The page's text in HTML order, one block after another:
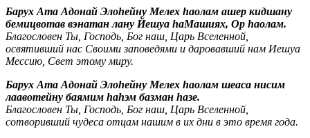
Барух Ата Адонай Элоhейну Мелех hаолам ашер кидшану
бемицвотав вэнатан лану Йешуа hаМашиях, Ор hаолам.
Благословен Ты, Господь, Бог наш, Царь Вселенной,
освятивший нас Своими заповедями и даровавший нам Иешуа
Мессию, Свет этому миру.
Барух Ата Адонай Элоhейну Мелех hаолам шеаса нисим
лаавотейну баямим hаhэм базман hазе.
Благословен Ты, Господь, Бог наш, Царь Вселенной,
сотворивший чудеса отцам нашим в их дни в это время года.